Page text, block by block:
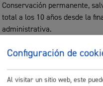
Conservación permanente,
total a los 10 años desde la
administrativa.
Legitimación
Ejercicio de la potestad
Ley 2/2016, de 7 de abril, de
Configuración de
Al visitar un sitio web, este